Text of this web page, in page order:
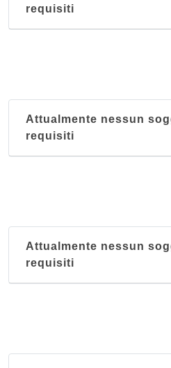
requisiti
Attualmente nessun
requisiti
Attualmente nessun
requisiti